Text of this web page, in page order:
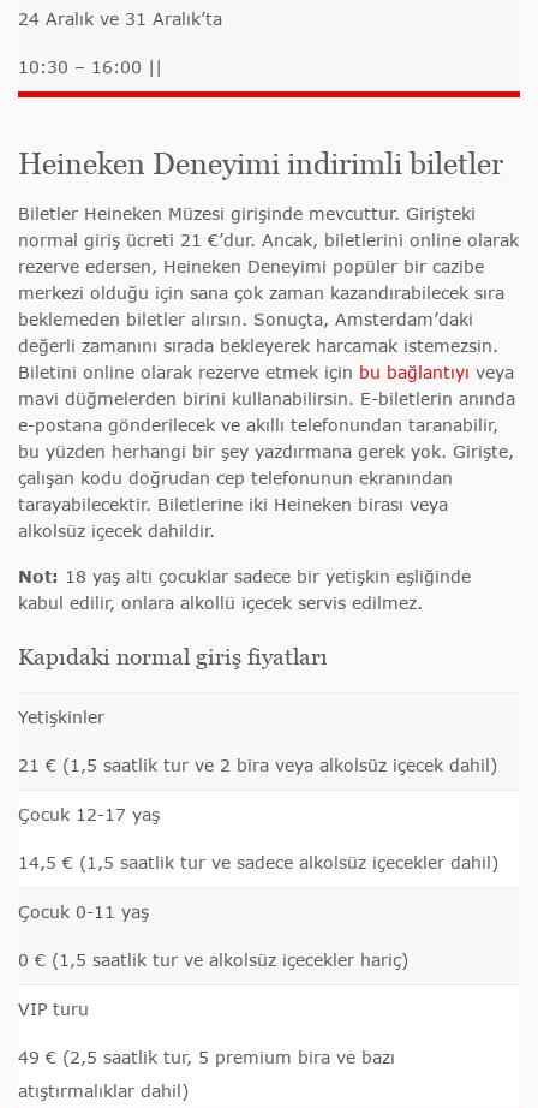
24 Aralık ve 31 Aralık’ta
10:30 – 16:00 ||
Heineken Deneyimi indirimli biletler
Biletler Heineken Müzesi girişinde mevcuttur. Girişteki
normal giriş ücreti 21 €’dur. Ancak, biletlerini online olarak
rezerve edersen, Heineken Deneyimi popüler bir cazibe
merkezi olduğu için sana çok zaman kazandırabilecek sıra
beklemeden biletler alırsın. Sonuçta, Amsterdam’daki
değerli zamanını sırada bekleyerek harcamak istemezsin.
Biletini online olarak rezerve etmek için bu bağlantıyı veya
mavi düğmelerden birini kullanabilirsin. E-biletlerin anında
e-postana gönderilecek ve akıllı telefonundan taranabilir,
bu yüzden herhangi bir şey yazdırmana gerek yok. Girişte,
çalışan kodu doğrudan cep telefonunun ekranından
tarayabilecektir. Biletlerine iki Heineken birası veya
alkolsüz içecek dahildir.
Not: 18 yaş altı çocuklar sadece bir yetişkin eşliğinde
kabul edilir, onlara alkollü içecek servis edilmez.
Kapıdaki normal giriş fiyatları
Yetişkinler
21 € (1,5 saatlik tur ve 2 bira veya alkolsüz içecek dahil)
Çocuk 12-17 yaş
14,5 € (1,5 saatlik tur ve sadece alkolsüz içecekler dahil)
Çocuk 0-11 yaş
0 € (1,5 saatlik tur ve alkolsüz içecekler hariç)
VIP turu
49 € (2,5 saatlik tur, 5 premium bira ve bazı
atıştırmalıklar dahil)